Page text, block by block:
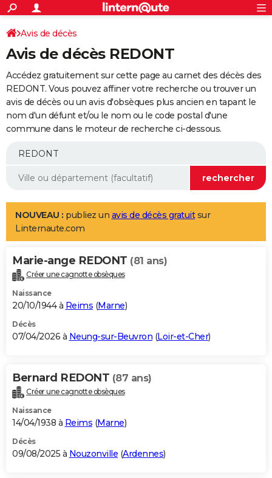
ACTUALITÉS
Politique
Société
Faits Divers
Education
Monde
Villes
+
SPORT
Coupe du monde 2026
Football
Tennis
Cyclisme
Rugby
Forum
Programme TV
TNT
Streaming
Cinéma
Sorties cinéma
Musique
+
FINANCE
Retraite
Epargne
Immobilier
Risques naturels par ville
Banque
Assurance
AUTO
Essais
Réserver un essai
Citadines
Berlines
SUV
Forum auto
+
Mobiles
Meilleur smartphone
Internet
Ordinateurs
Jeux vidéo
Guide high-tech
Aménagement intérieur
LIFESTYLE
Art de vivre
Bien-être
Loisirs
Mode
Modes de vie
Alimentation
Guide de la santé
Maladies
Médicaments
Sommeil
VOYAGE
Destinations
City break
Voyage nature
Voyage de noces
Forum
Climat
+PHOTO
GUIDES D'ACHAT
BONS PLANS
Carte de Noël
Carte Bonne année
Carte Saint-Valentin
Carte Pâques
Carte d'anniversaire
DICTIONNAIRE
Dictionnaire
Biographies
Citations
Expressions
Proverbes
PROGRAMME TV
S'inscrire
Se connecter
Lycées
Collèges
Primaires
Universités
Entreprises
Service militaire
Avis de recherche
AVIS DE DÉCÈS
Avis de décès
Avis de décès REDONT
Accédez gratuitement sur cette page au carnet des décès des
REDONT. Vous pouvez affiner votre recherche ou trouver un
avis de décès ou un avis d'obsèques plus ancien en tapant le
nom d'un défunt et/ou le nom ou le code postal d'une
commune dans le moteur de recherche ci-dessous.
NOUVEAU : publiez un avis de décès gratuitsur
Linternaute.com
Marie-ange REDONT (81 ans)
Créer une cagnotte obsèques
Naissance
20/10/1944 à Reims (Marne)
Décès
07/04/2026 à Neung-sur-Beuvron (Loir-et-Cher)
Bernard REDONT (87 ans)
Créer une cagnotte obsèques
Naissance
14/04/1938 à Reims (Marne)
Décès
09/08/2025 à Nouzonville (Ardennes)